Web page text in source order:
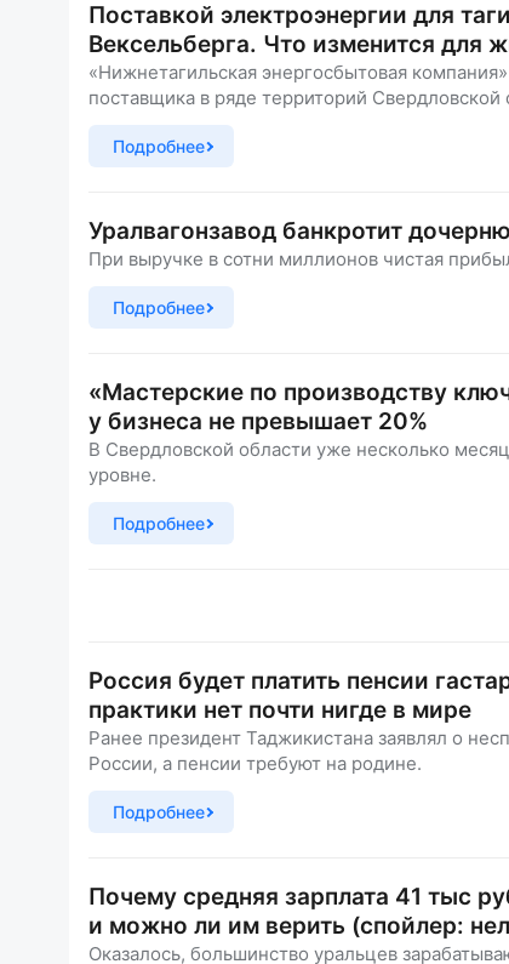
Поставкой электроэнергии для
Вексельберга. Что изменится для
«Нижнетагильская энергосбытовая
поставщика в ряде территорий Свердловской
Подробнее
Уралвагонзавод банкротит
При выручке в сотни миллионов чистая
Подробнее
«Мастерские по производству
у бизнеса не превышает 20%
В Свердловской области уже несколько
уровне.
Подробнее
Россия будет платить пенсии
практики нет почти нигде в мире
Ранее президент Таджикистана заявлял о
России, а пенсии требуют на родине.
Подробнее
Почему средняя зарплата 41 тыс
и можно ли им верить (спойлер:
Оказалось, большинство уральцев